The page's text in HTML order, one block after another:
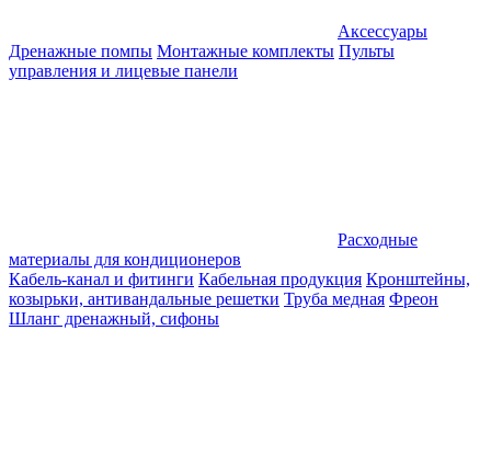
Аксессуары
Дренажные помпы Монтажные комплекты Пульты
управления и лицевые панели
Расходные
материалы для кондиционеров
Кабель-канал и фитинги Кабельная продукция Кронштейны,
козырьки, антивандальные решетки Труба медная Фреон
Шланг дренажный, сифоны